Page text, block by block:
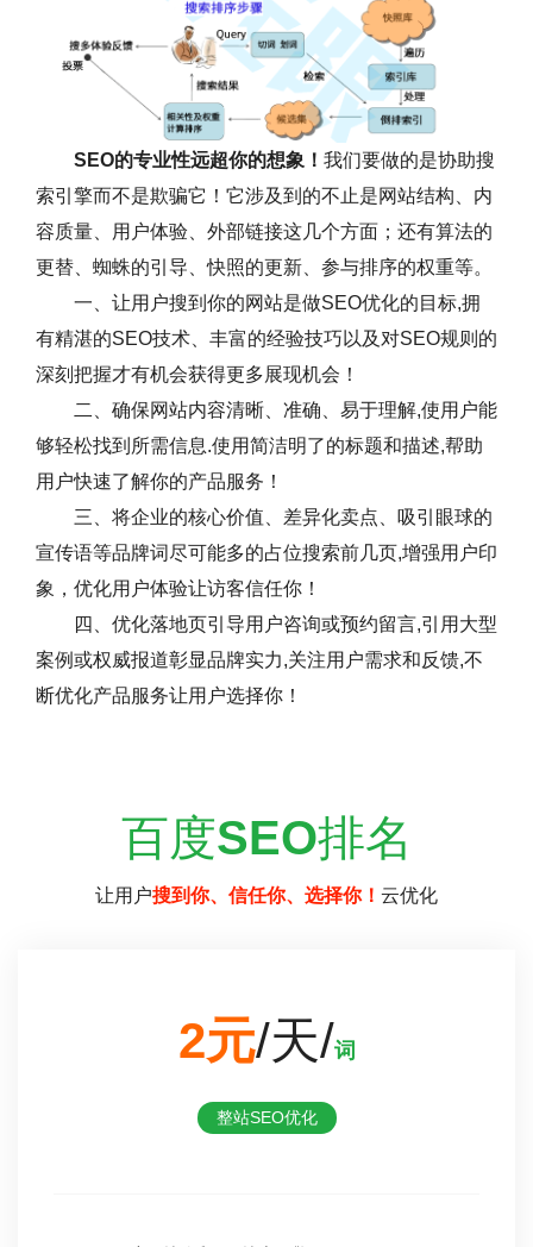
SEO的专业性远超你的想象！ 我们要做的是协助搜
索引擎而不是欺骗它！它涉及到的不止是网站结构、内
容质量、用户体验、外部链接这几个方面；还有算法的
更替、蜘蛛的引导、快照的更新、参与排序的权重等。
一、让用户搜到你的网站是做SEO优化的目标,拥
有精湛的SEO技术、丰富的经验技巧以及对SEO规则的
深刻把握才有机会获得更多展现机会！
二、确保网站内容清晰、准确、易于理解,使用户能
够轻松找到所需信息.使用简洁明了的标题和描述,帮助
用户快速了解你的产品服务！
三、将企业的核心价值、差异化卖点、吸引眼球的
宣传语等品牌词尽可能多的占位搜索前几页,增强用户印
象，优化用户体验让访客信任你！
四、优化落地页引导用户咨询或预约留言,引用大型
案例或权威报道彰显品牌实力,关注用户需求和反馈,不
断优化产品服务让用户选择你！
百度SEO排名
让用户搜到你、信任你、选择你！ 云优化
2元/天/词
整站SEO优化